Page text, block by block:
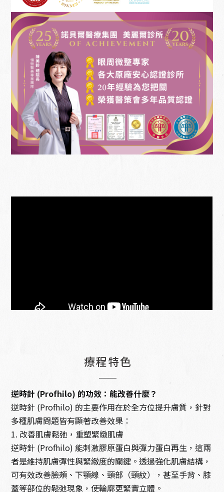
療程特色
逆時針 (Profhilo) 的功效：能改善什麼？
逆時針 (Profhilo) 的主要作用在於全方位提升膚質，針對
多種肌膚問題皆有顯著改善效果：
1. 改善肌膚鬆弛，重塑緊緻肌膚
逆時針 (Profhilo) 能刺激膠原蛋白與彈力蛋白再生，這兩
者是維持肌膚彈性與緊緻度的關鍵。透過強化肌膚結構，
可有效改善臉頰、下顎線、頸部（頸紋），甚至手背、膝
蓋等部位的鬆弛現象，使輪廓更緊實立體。